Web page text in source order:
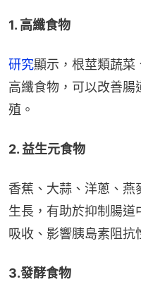
1. 高纖食物
研究顯示，根莖類蔬菜
高纖食物，可以改善腸
殖。
2. 益生元食物
香蕉、大蒜、洋蔥、燕
生長，有助於抑制腸道
吸收、影響胰島素阻抗
3.發酵食物